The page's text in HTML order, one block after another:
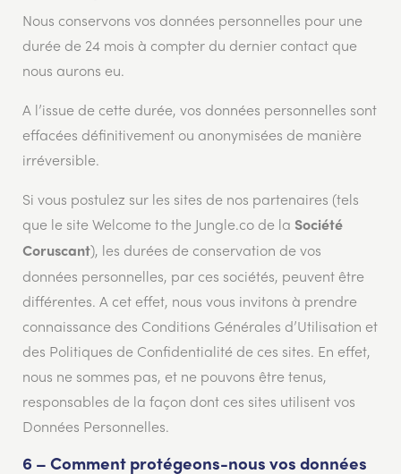
Nous conservons vos données personnelles pour une
durée de 24 mois à compter du dernier contact que
nous aurons eu.
A l’issue de cette durée, vos données personnelles sont
effacées définitivement ou anonymisées de manière
irréversible.
Si vous postulez sur les sites de nos partenaires (tels
que le site Welcome to the Jungle.co de la Société
Coruscant), les durées de conservation de vos
données personnelles, par ces sociétés, peuvent être
différentes. A cet effet, nous vous invitons à prendre
connaissance des Conditions Générales d’Utilisation et
des Politiques de Confidentialité de ces sites. En effet,
nous ne sommes pas, et ne pouvons être tenus,
responsables de la façon dont ces sites utilisent vos
Données Personnelles.
6 – Comment protégeons-nous vos données